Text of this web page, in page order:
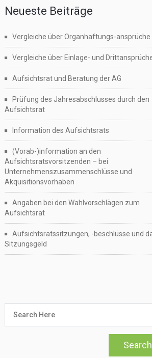
Neueste Beiträge
Vergleiche über Organhaftungs-ansprüche
Vergleiche über Einlage- und
Aufsichtsrat und Beratung der AG
Prüfung des Jahresabschlusses durch den
Aufsichtsrat
Information des Aufsichtsrats
(Vorab-)information an den
Aufsichtsratsvorsitzenden – bei
Unternehmenszusammenschlüsse und
Akquisitionsvorhaben
Angaben bei den Wahlvorschlägen zum
Aufsichtsrat
Aufsichtsratssitzungen, -beschlüsse und
Sitzungsgeld